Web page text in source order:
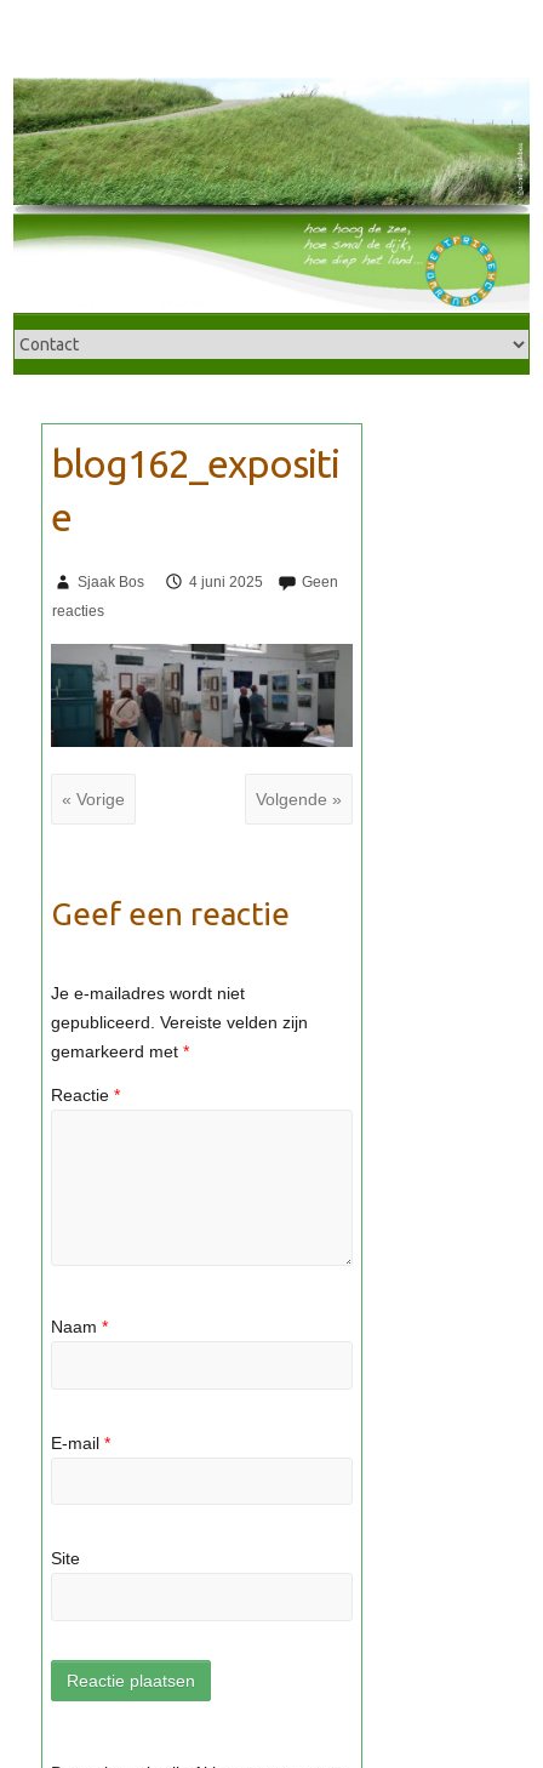
Sjaak Bos 4 juni 2025
« Vorige Volgende »
Geef een reactie
Je e-mailadres wordt niet
gepubliceerd. Vereiste velden zijn
gemarkeerd met *
Reactie *
Naam *
E-mail *
Site